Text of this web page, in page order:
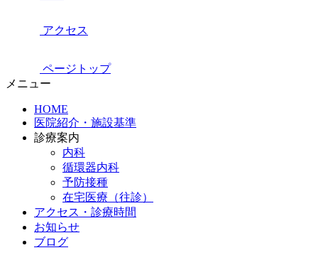
アクセス
ページトップ
メニュー
HOME
医院紹介・施設基準
診療案内
内科
循環器内科
予防接種
在宅医療（往診）
アクセス・診療時間
お知らせ
ブログ